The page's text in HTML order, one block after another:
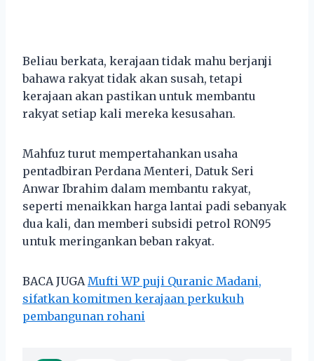
Beliau berkata, kerajaan tidak mahu berjanji
bahawa rakyat tidak akan susah, tetapi
kerajaan akan pastikan untuk membantu
rakyat setiap kali mereka kesusahan.
Mahfuz turut mempertahankan usaha
pentadbiran Perdana Menteri, Datuk Seri
Anwar Ibrahim dalam membantu rakyat,
seperti menaikkan harga lantai padi sebanyak
dua kali, dan memberi subsidi petrol RON95
untuk meringankan beban rakyat.
BACA JUGA Mufti WP puji Quranic Madani,
sifatkan komitmen kerajaan perkukuh
pembangunan rohani